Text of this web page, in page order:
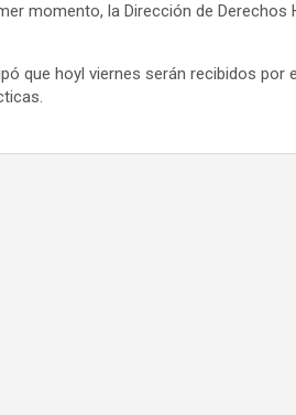
momento, la Dirección de
que hoyl viernes serán recibidos por